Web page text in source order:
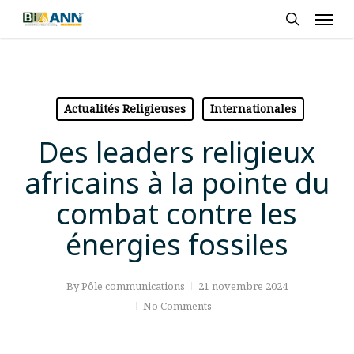
Skip
Actualités Religieuses Internationales
Des leaders religieux
africains à la pointe du
combat contre les
énergies fossiles
ByPôle communications
21 novembre 2024
No Comments